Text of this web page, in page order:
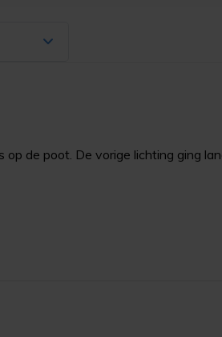
op de poot. De vorige lichting ging